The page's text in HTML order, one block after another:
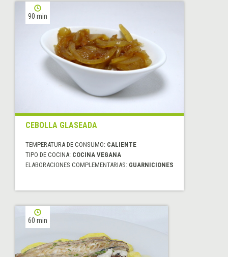
90 min
CEBOLLA GLASEADA
TEMPERATURA DE CONSUMO: CALIENTE
TIPO DE COCINA: COCINA VEGANA
ELABORACIONES COMPLEMENTARIAS: GUARNICIONES
60 min